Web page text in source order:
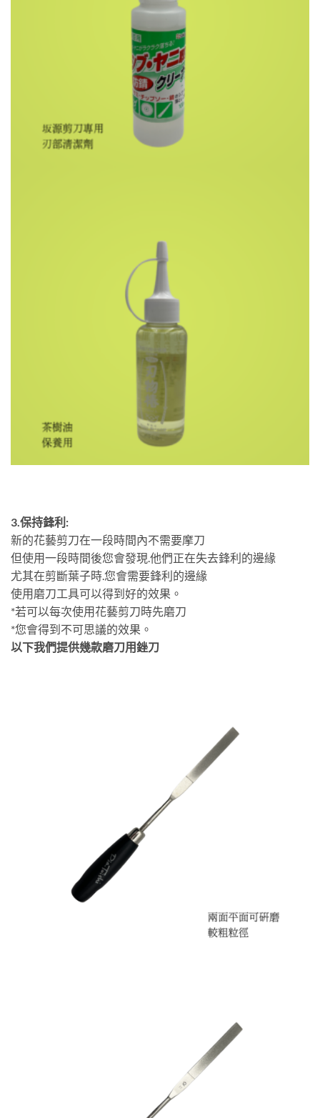
3.保持鋒利:
新的花藝剪刀在一段時間內不需要摩刀
但使用一段時間後您會發現.他們正在失去鋒利的邊緣
尤其在剪斷葉子時.您會需要鋒利的邊緣
使用磨刀工具可以得到好的效果。
*若可以每次使用花藝剪刀時先磨刀
*您會得到不可思議的效果。
以下我們提供幾款磨刀用銼刀